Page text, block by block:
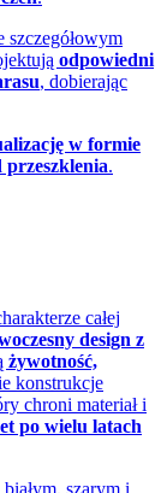
szczegółowym
odpowiedni
, dobierając
w formie
przeszklenia.
całej
design z
żywotność,
konstrukcje
chroni materiał i
po wielu latach